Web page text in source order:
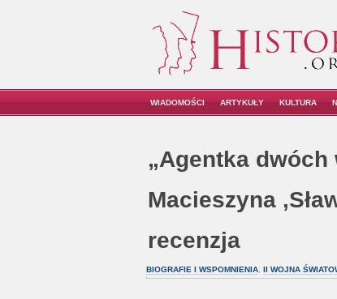
WIADOMOŚCI ARTYKUŁY KULTURA
„Agentka dwóch
Macieszyna
recenzja
BIOGRAFIE I WSPOMNIENIA, II WOJNA